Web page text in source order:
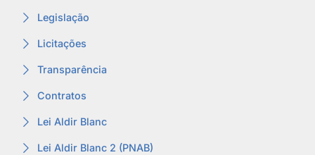
Legislação
Licitações
Transparência
Contratos
Lei Aldir Blanc
Lei Aldir Blanc 2 (PNAB)